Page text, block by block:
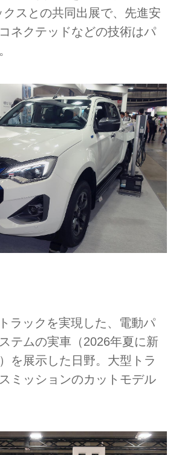
スとの共同出展で、先進安
ネクテッドなどの技術はパ
ラックを実現した、電動パ
テムの実車（2026年夏に新
を展示した日野。大型トラ
ミッションのカットモデル